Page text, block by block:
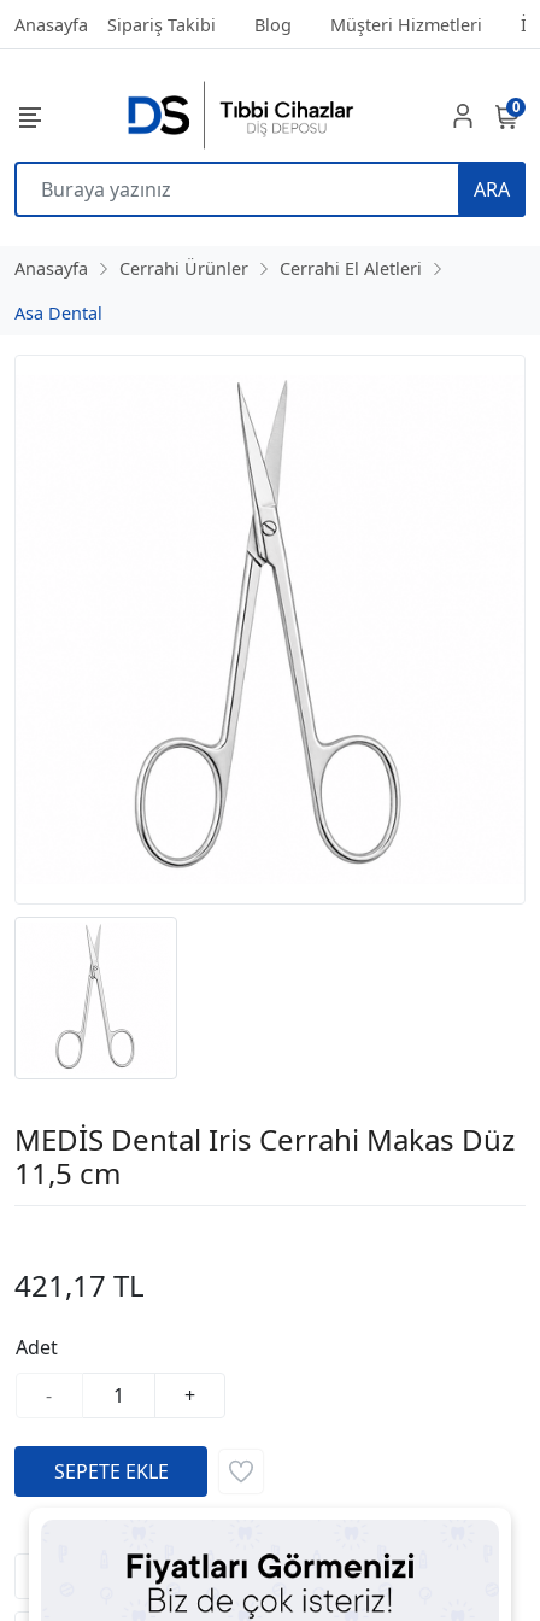
Anasayfa Sipariş Takibi Blog Müşteri Hizmetleri
ARA
0
Anasayfa Cerrahi Ürünler
Cerrahi El Aletleri
Asa Dental
MEDİS Dental Iris Cerrahi Makas Düz
11,5 cm
421,17 TL
Adet
-
+
Fiyatı Düşünce Haber Ver